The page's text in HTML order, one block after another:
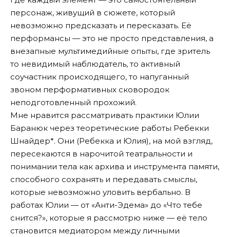
персонаж, живущий в сюжете, который
невозможно предсказать и пересказать. Её
перформансы — это не просто представления, а
внезапные мультимедийные опыты, где зритель
то невидимый наблюдатель, то активный
соучастник происходящего, то напуганный
звоном перформативных сковородок
неподготовленный прохожий.
Мне нравится рассматривать практики Юлии
Баранюк через теоретические работы Ребекки
Шнайдер*. Они (Ребекка и Юлия), на мой взгляд,
пересекаются в нарочитой театральности и
понимании тела как архива и инструмента памяти,
способного сохранять и передавать смыслы,
которые невозможно уловить вербально. В
работах Юлии — от «Анти-Эдема» до «Что тебе
снится?», которые я рассмотрю ниже — её тело
становится медиатором между личными